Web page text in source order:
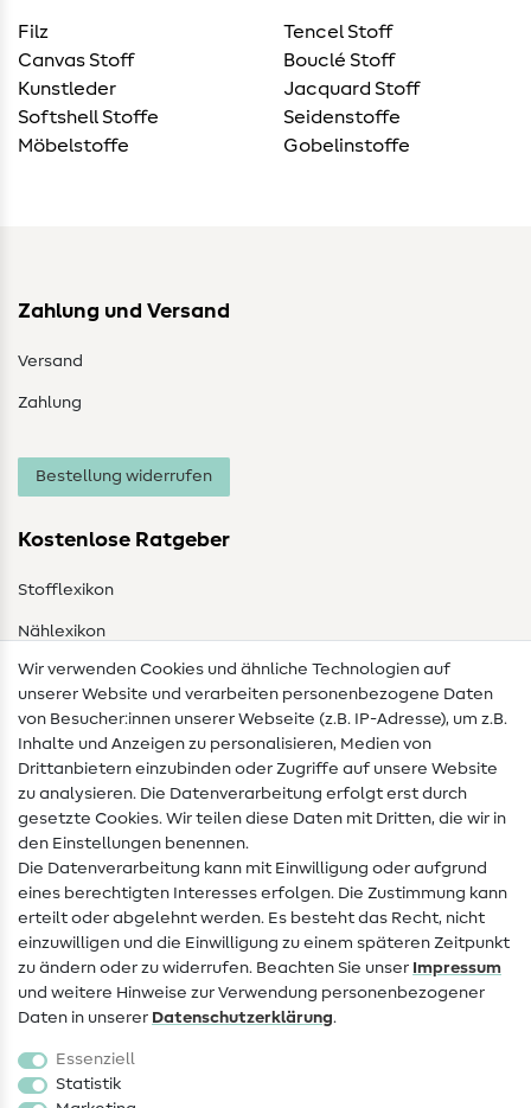
Filz
Canvas Stoff
Kunstleder
Softshell Stoffe
Möbelstoffe
Tencel Stoff
Bouclé Stoff
Jacquard Stoff
Seidenstoffe
Gobelinstoffe
Zahlung und Versand
Versand
Zahlung
Bestellung widerrufen
Kostenlose Ratgeber
Stofflexikon
Nählexikon
Nähanleitungen
Hilfe & Kontakt
Kontakt
Infos zum Betreiberwechsel
Widerrufsrecht
Beliebt
Stoffe
Sale
Wir verwenden Cookies und ähnliche Technologien auf
unserer Website und verarbeiten personenbezogene Daten
von Besucher:innen unserer Webseite (z.B. IP-Adresse), um z.B.
Inhalte und Anzeigen zu personalisieren, Medien von
Drittanbietern einzubinden oder Zugriffe auf unsere Website
zu analysieren. Die Datenverarbeitung erfolgt erst durch
gesetzte Cookies. Wir teilen diese Daten mit Dritten, die wir in
den Einstellungen benennen.
Die Datenverarbeitung kann mit Einwilligung oder aufgrund
eines berechtigten Interesses erfolgen. Die Zustimmung kann
erteilt oder abgelehnt werden. Es besteht das Recht, nicht
einzuwilligen und die Einwilligung zu einem späteren Zeitpunkt
zu ändern oder zu widerrufen. Beachten Sie unser Impressum
und weitere Hinweise zur Verwendung personenbezogener
Daten in unserer Daten­schutz­erklärung.
Essenziell
Statistik